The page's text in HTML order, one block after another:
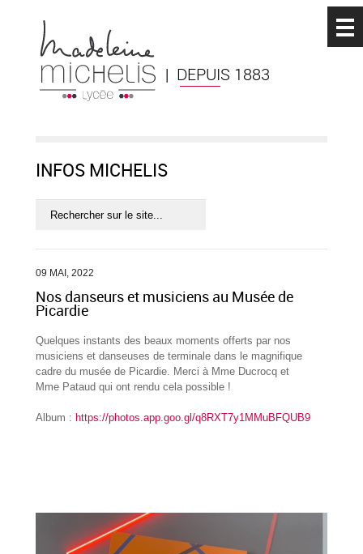
| DEPUIS 1883
INFOS MICHELIS
09 MAI, 2022
Nos danseurs et musiciens au Musée de
Picardie
Quelques instants des beaux moments offerts par nos
musiciens et danseuses de terminale dans le magnifique
cadre du musée de Picardie. Merci à Mme Ducrocq et
Mme Pataud qui ont rendu cela possible !
Album : https://photos.app.goo.gl/q8RXT7y1MMuBFQUB9